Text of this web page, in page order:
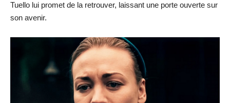
Tuello lui promet de la retrouver, laissant une porte ouverte sur
son avenir.